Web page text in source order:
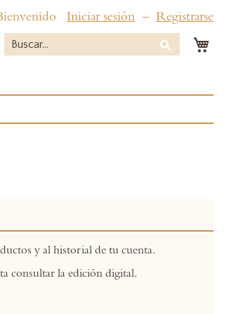
Iniciar sesión Registrarse
Buscar
y al historial de tu cuenta.
consultar la edición digital.